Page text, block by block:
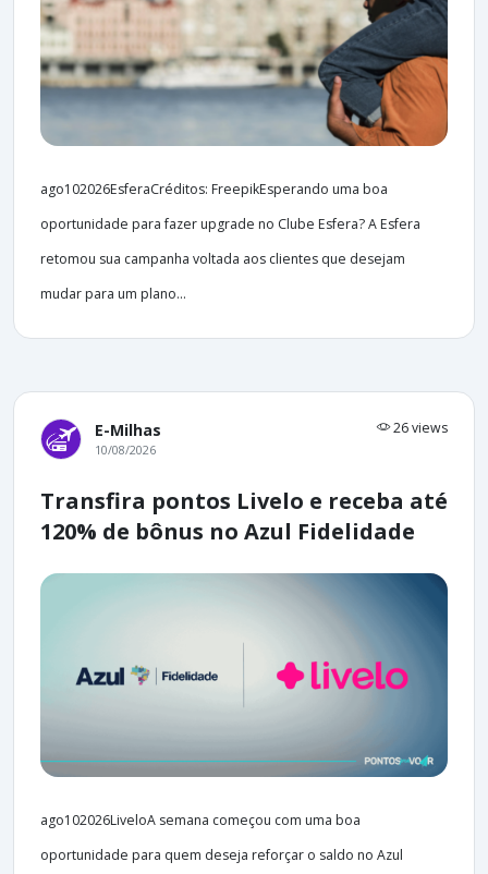
ago102026EsferaCréditos: FreepikEsperando uma boa
oportunidade para fazer upgrade no Clube Esfera? A Esfera
retomou sua campanha voltada aos clientes que desejam
mudar para um plano...
E-Milhas 26 views
10/08/2026
Transfira pontos Livelo e receba até
120% de bônus no Azul Fidelidade
ago102026LiveloA semana começou com uma boa
oportunidade para quem deseja reforçar o saldo no Azul